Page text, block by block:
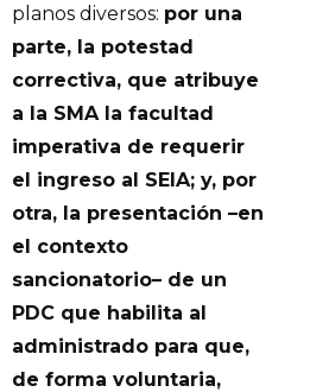
planos diversos: por una
parte, la potestad
correctiva, que atribuye
a la SMA la facultad
imperativa de requerir
el ingreso al SEIA; y, por
otra, la presentación –en
el contexto
sancionatorio– de un
PDC que habilita al
administrado para que,
de forma voluntaria,